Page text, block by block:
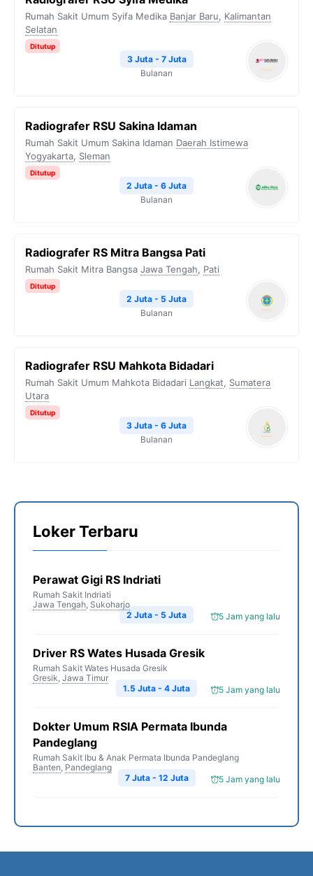
Rumah Sakit Umum Syifa Medika Banjar Baru, Kalimantan
Selatan
Ditutup
3 Juta - 7 Juta
Bulanan
Radiografer RSU Sakina Idaman
Rumah Sakit Umum Sakina Idaman Daerah Istimewa
Yogyakarta, Sleman
Ditutup
2 Juta - 6 Juta
Bulanan
Radiografer RS Mitra Bangsa Pati
Rumah Sakit Mitra Bangsa Jawa Tengah, Pati
Ditutup
2 Juta - 5 Juta
Bulanan
Radiografer RSU Mahkota Bidadari
Rumah Sakit Umum Mahkota Bidadari Langkat, Sumatera
Utara
Ditutup
3 Juta - 6 Juta
Bulanan
Loker Terbaru
Perawat Gigi RS Indriati
Rumah Sakit Indriati
Jawa Tengah, Sukoharjo
5 Jam yang lalu
2 Juta - 5 Juta
Driver RS Wates Husada Gresik
Rumah Sakit Wates Husada Gresik
Gresik, Jawa Timur
5 Jam yang lalu
1.5 Juta - 4 Juta
Dokter Umum RSIA Permata Ibunda
Pandeglang
Rumah Sakit Ibu & Anak Permata Ibunda Pandeglang
Banten, Pandeglang
5 Jam yang lalu
7 Juta - 12 Juta